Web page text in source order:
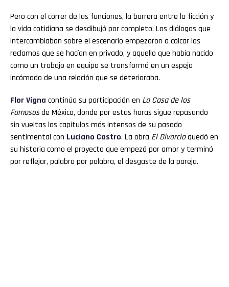
Pero con el correr de las funciones, la barrera entre la ficción y
la vida cotidiana se desdibujó por completo. Los diálogos que
intercambiaban sobre el escenario empezaron a calcar los
reclamos que se hacían en privado, y aquello que había nacido
como un trabajo en equipo se transformó en un espejo
incómodo de una relación que se deterioraba.
FlorVigna continúa su participación en La Casa de los
Famososde México, donde por estas horas sigue repasando
sin vueltas los capítulos más intensos de su pasado
sentimental con Luciano Castro. La obra El Divorcioquedó en
su historia como el proyecto que empezó por amor y terminó
por reflejar, palabra por palabra, el desgaste de la pareja.